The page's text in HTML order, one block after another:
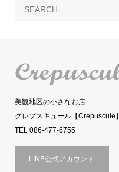
美観地区の小さなお店
クレプスキュール【Crepuscule】
TEL 086-477-6755
LINE公式アカウント